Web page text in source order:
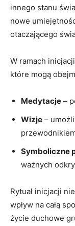
innego stanu
nowe
otaczającego
W ramach
które mogą
Medytacje –
Wizje –
Symboliczne
ważnych
Rytuał inicjacji
wpływ na całą
życie duchowe